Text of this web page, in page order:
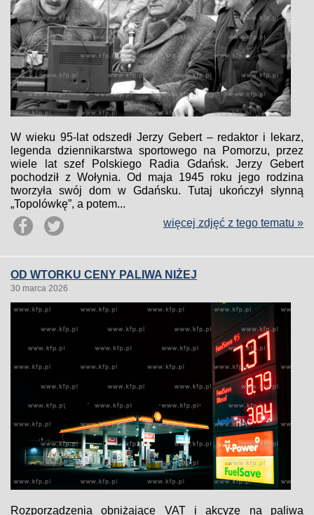
W wieku 95-lat odszedł Jerzy Gebert – redaktor i lekarz,
legenda dziennikarstwa sportowego na Pomorzu, przez
wiele lat szef Polskiego Radia Gdańsk. Jerzy Gebert
pochodził z Wołynia. Od maja 1945 roku jego rodzina
tworzyła swój dom w Gdańsku. Tutaj ukończył słynną
„Topolówkę”, a potem...
więcej zdjęć z tego tematu »
OD WTORKU CENY PALIWA NIŻEJ
30 marca 2026
Rozporządzenia obniżające VAT i akcyzę na paliwa